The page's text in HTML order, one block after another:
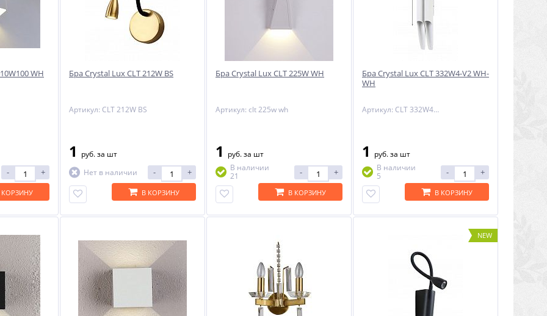
WH
- +
КОРЗИНУ
Бра Crystal Lux CLT 212W BS
Артикул: CLT 212W BS
1 руб.за шт
Нет в наличии
- +
В КОРЗИНУ
Бра Crystal Lux CLT 225W WH
Артикул: clt 225w wh
1 руб.за шт
В наличии
21
- +
В КОРЗИНУ
Бра Crystal Lux CLT 332W4-V2 WH-
WH
Артикул: CLT 332W4-V2 WH-WH
1 руб.за шт
В наличии
5
- +
В КОРЗИНУ
NEW